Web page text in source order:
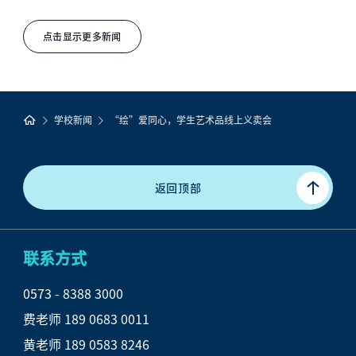
点击显示更多新闻
学校新闻 “绘”爱同心，学生艺术品线上义卖会
返回顶部
联系方式
0573 - 8388 3000
费老师 189 0683 0011
黄老师 189 0583 8246